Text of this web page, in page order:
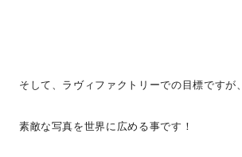
そして、ラヴィファクトリーでの目標ですが、
素敵な写真を世界に広める事です！